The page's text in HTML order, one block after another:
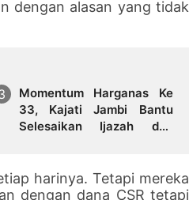
dengan alasan yang tidak
Momentum Harganas Ke
33, Kajati Jambi Bantu
Selesaikan Ijazah dan
harinya. Tetapi mereka
dengan dana CSR tetapi